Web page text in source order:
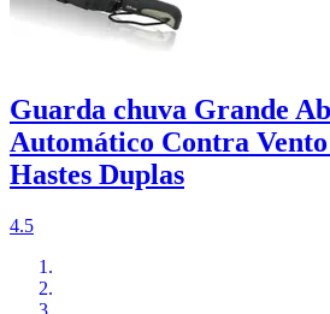
Guarda chuva Grande
Automático Contra
Hastes Duplas
4.5